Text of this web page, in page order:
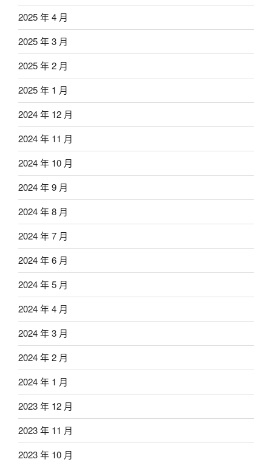
2025 年 4 月
2025 年 3 月
2025 年 2 月
2025 年 1 月
2024 年 12 月
2024 年 11 月
2024 年 10 月
2024 年 9 月
2024 年 8 月
2024 年 7 月
2024 年 6 月
2024 年 5 月
2024 年 4 月
2024 年 3 月
2024 年 2 月
2024 年 1 月
2023 年 12 月
2023 年 11 月
2023 年 10 月